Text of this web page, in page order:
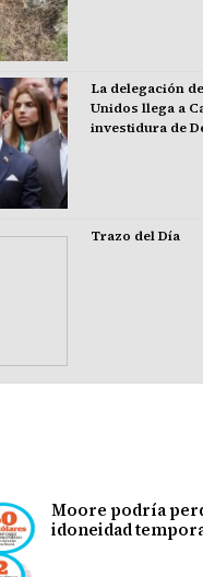
La delegación
Unidos llega a
investidura de
Trazo del Día
Moore podría
idoneidad